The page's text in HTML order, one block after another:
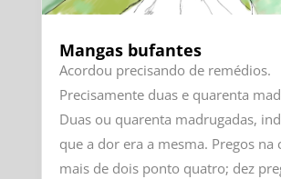
Mangas bufantes
Acordou precisando de remédios.
Precisamente duas e quarenta
Duas ou quarenta madrugadas,
que a dor era a mesma. Pregos na
mais de dois ponto quatro; dez